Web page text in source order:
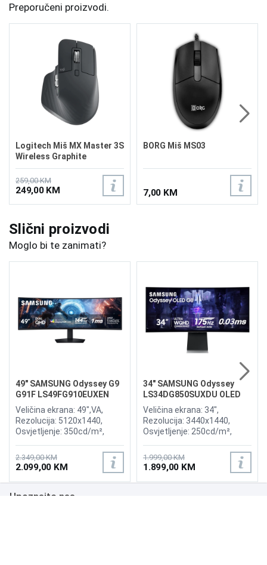
Preporučeni proizvodi.
Logitech Miš MX Master 3S
Wireless Graphite
259,00 KM
249,00 KM
BORG Miš MS03
7,00 KM
Slični proizvodi
Moglo bi te zanimati?
49" SAMSUNG Odyssey G9
G91F LS49FG910EUXEN
144Hz Gaming Curved
Display
Veličina ekrana: 49",VA,
Rezolucija: 5120x1440,
Osvjetljenje: 350cd/m²,
Osvježenje: 144Hz, AMD
FreeSync Premium Pro,
Priključci: 2xHDMI 2.1,
DisplayPort, 2xUSB 3.2, USB-
B
2.349,00 KM
2.099,00 KM
34" SAMSUNG Odyssey
LS34DG850SUXDU OLED
G8 175Hz Gaming Curved
Display
Veličina ekrana: 34",
Rezolucija: 3440x1440,
Osvjetljenje: 250cd/m²,
Osvježenje: 175Hz, AMD
FreeSync Premium,
Wireless LAN, Bluetooth ,
Priključci: 2xHDMI,
1.999,00 KM
1.899,00 KM
Upoznajte nas